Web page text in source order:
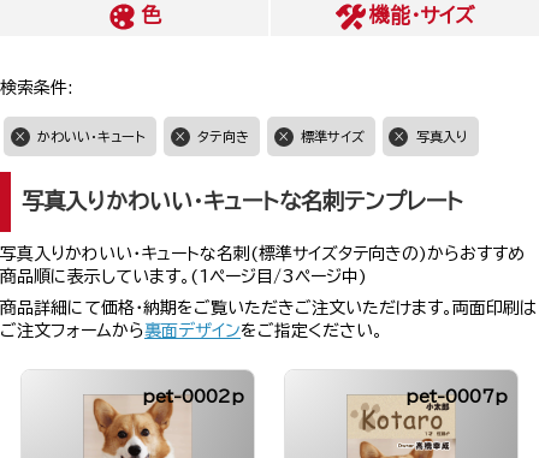
色
機能・サイズ
検索条件:
かわいい・キュート タテ向き 標準サイズ 写真入り
写真入りかわいい・キュートな名刺テンプレート
写真入りかわいい・キュートな名刺(標準サイズタテ向きの)からおすすめ
商品順に表示しています。(1ページ目/3ページ中)
商品詳細にて価格・納期をご覧いただきご注文いただけます。両面印刷は
ご注文フォームから裏面デザインをご指定ください。
pet-0002p pet-0007p